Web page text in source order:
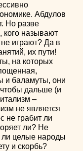
Абдулов
Но разве
кого называют
играют? Да в
их пути!
на которых
и баламуты, они
дальше (и
–
не является
не грабит ли
ли? Не
ли целые народы
и скорбь?